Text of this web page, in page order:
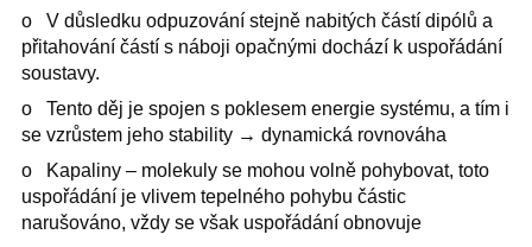
o V důsledku odpuzování stejně nabitých částí dipólů a
přitahování částí s náboji opačnými dochází k uspořádání
soustavy.
o Tento děj je spojen s poklesem energie systému, a tím i
se vzrůstem jeho stability → dynamická rovnováha
o Kapaliny – molekuly se mohou volně pohybovat, toto
uspořádání je vlivem tepelného pohybu částic
narušováno, vždy se však uspořádání obnovuje